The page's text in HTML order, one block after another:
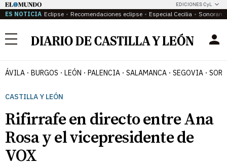
EDICIONES CyL
ES NOTICIA Eclipse Recomendaciones eclipse Especial Cecilia
Menú
ÁVILA BURGOS LEÓN PALENCIA SALAMANCA SEGOVIA
CASTILLA Y LEÓN
Rifirrafe en directo entre Ana
Rosa y el vicepresidente de
VOX